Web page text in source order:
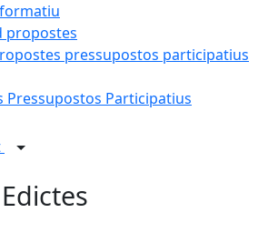
propostes
pressupostos participatius
Pressupostos Participatius